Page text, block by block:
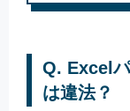
Q. Excel
は違法？